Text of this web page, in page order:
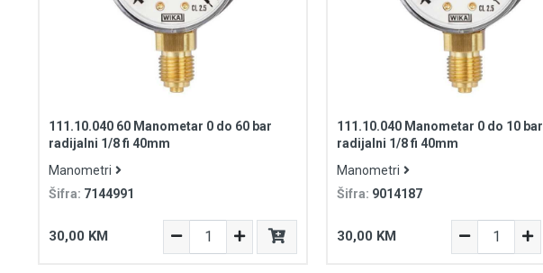
111.10.040 60 Manometar 0 do 60 bar
radijalni 1/8 fi 40mm
Manometri
Šifra: 7144991
30,00 KM
111.10.040 Manometar 0 do 10 bar
radijalni 1/8 fi 40mm
Manometri
Šifra: 9014187
30,00 KM